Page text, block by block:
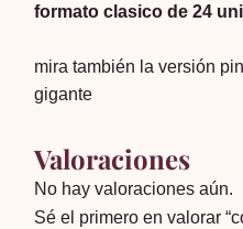
formato clasico de 24
mira también la versión
gigante
Valoraciones
No hay valoraciones aún.
Sé el primero en valorar